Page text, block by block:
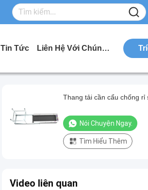
Tin Tức Liên Hệ Với Chúng Tôi
Thang tải cần cẩu chống rỉ
Nói Chuyện Ngay.
Tìm Hiểu Thêm
Video liên quan